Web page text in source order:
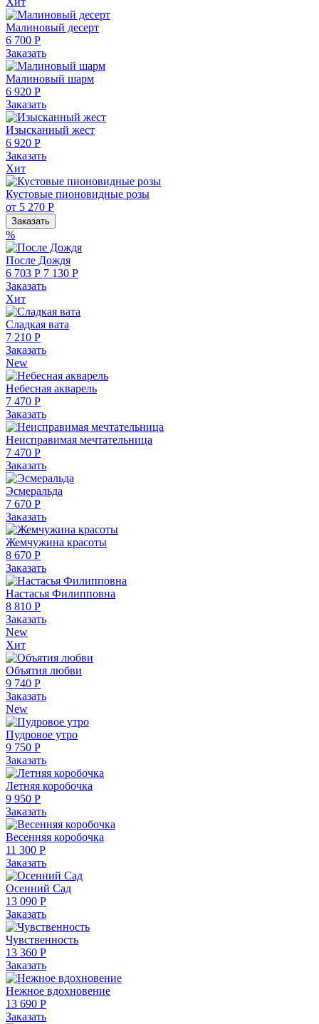
Малиновый десерт
6 700 Р
Заказать
Малиновый шарм
6 920 Р
Заказать
Изысканный жест
6 920 Р
Заказать
Хит
Кустовые пионовидные розы
от 5 270 Р
Заказать
%
После Дождя
6 703 Р 7 130 Р
Заказать
Хит
Сладкая вата
7 210 Р
Заказать
New
Небесная акварель
7 470 Р
Заказать
Неисправимая мечтательница
7 470 Р
Заказать
Эсмеральда
7 670 Р
Заказать
Жемчужина красоты
8 670 Р
Заказать
Настасья Филипповна
8 810 Р
Заказать
New
Хит
Объятия любви
9 740 Р
Заказать
New
Пудровое утро
9 750 Р
Заказать
Летняя коробочка
9 950 Р
Заказать
Весенняя коробочка
11 300 Р
Заказать
Осенний Сад
13 090 Р
Заказать
Чувственность
13 360 Р
Заказать
Нежное вдохновение
13 690 Р
Заказать